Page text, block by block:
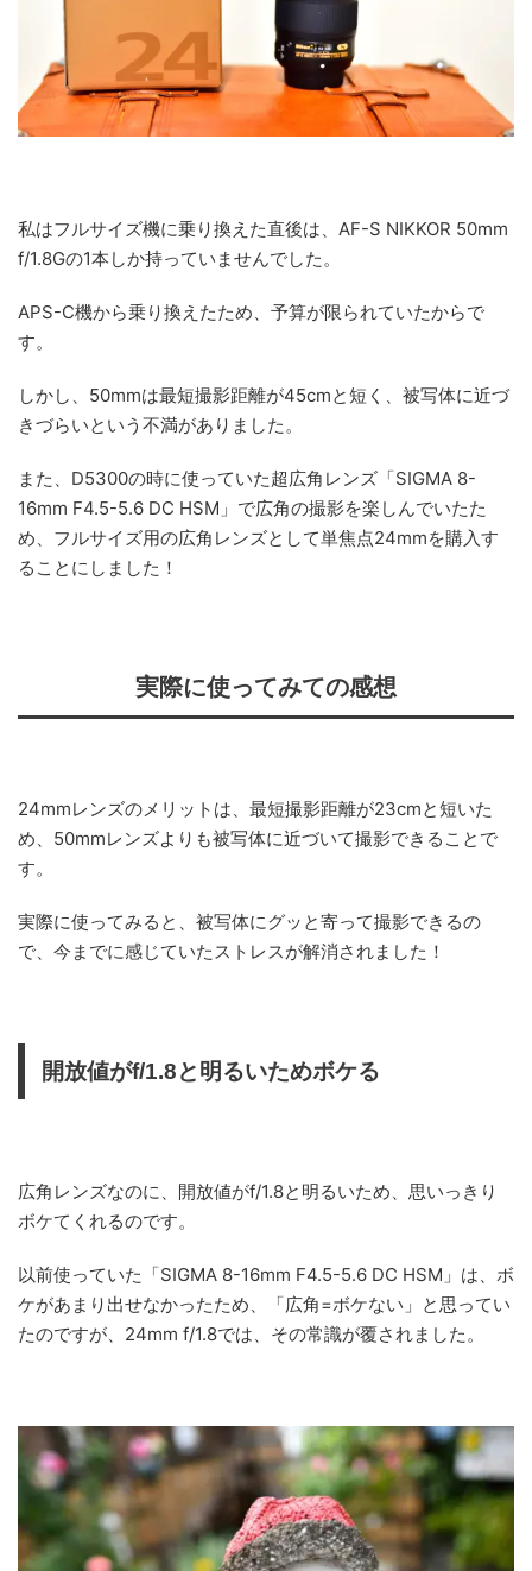
私はフルサイズ機に乗り換えた直後は、AF-S NIKKOR 50mm
f/1.8Gの1本しか持っていませんでした。
APS-C機から乗り換えたため、予算が限られていたからで
す。
しかし、50mmは最短撮影距離が45cmと短く、被写体に近づ
きづらいという不満がありました。
また、D5300の時に使っていた超広角レンズ「SIGMA 8-
16mm F4.5-5.6 DC HSM」で広角の撮影を楽しんでいたた
め、フルサイズ用の広角レンズとして単焦点24mmを購入す
ることにしました！
実際に使ってみての感想
24mmレンズのメリットは、最短撮影距離が23cmと短いた
め、50mmレンズよりも被写体に近づいて撮影できることで
す。
実際に使ってみると、被写体にグッと寄って撮影できるの
で、今までに感じていたストレスが解消されました！
開放値がf/1.8と明るいためボケる
広角レンズなのに、開放値がf/1.8と明るいため、思いっきり
ボケてくれるのです。
以前使っていた「SIGMA 8-16mm F4.5-5.6 DC HSM」は、ボ
ケがあまり出せなかったため、「広角=ボケない」と思ってい
たのですが、24mm f/1.8では、その常識が覆されました。